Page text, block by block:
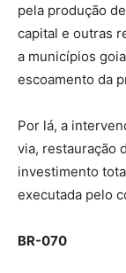
pela produção
capital e outras
a municípios
escoamento da
Por lá, a
via, restauração
investimento
executada pelo
BR-070